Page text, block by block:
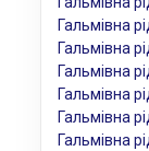
Гальмівна
Гальмівна
Гальмівна
Гальмівна
Гальмівна
Гальмівна